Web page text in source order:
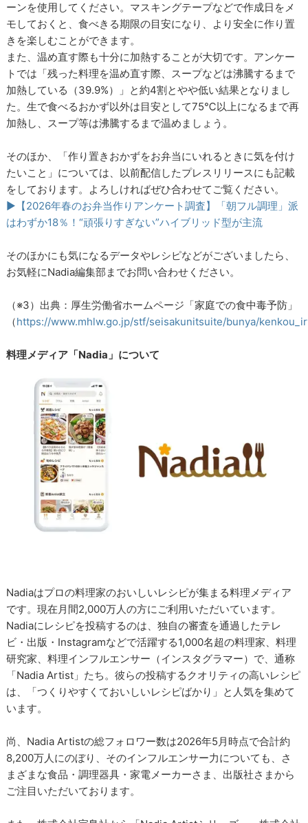
ーンを使用してください。マスキングテープなどで作成日をメ
モしておくと、食べきる期限の目安になり、より安全に作り置
きを楽しむことができます。
また、温め直す際も十分に加熱することが大切です。アンケー
トでは「残った料理を温め直す際、スープなどは沸騰するまで
加熱している（39.9%）」と約4割とやや低い結果となりまし
た。生で食べるおかず以外は目安として75℃以上になるまで再
加熱し、スープ等は沸騰するまで温めましょう。
そのほか、「作り置きおかずをお弁当にいれるときに気を付け
たいこと」については、以前配信したプレスリリースにも記載
をしております。よろしければぜひ合わせてご覧ください。
▶【2026年春のお弁当作りアンケート調査】「朝フル調理」派
はわずか18％！“頑張りすぎない”ハイブリッド型が主流
そのほかにも気になるデータやレシピなどがございましたら、
お気軽にNadia編集部までお問い合わせください。
（※3）出典：厚生労働省ホームページ「家庭での食中毒予防」
（https://www.mhlw.go.jp/stf/seisakunitsuite/bunya/
料理メディア「Nadia」について
Nadiaはプロの料理家のおいしいレシピが集まる料理メディア
です。現在月間2,000万人の方にご利用いただいています。
Nadiaにレシピを投稿するのは、独自の審査を通過したテレ
ビ・出版・Instagramなどで活躍する1,000名超の料理家、料理
研究家、料理インフルエンサー（インスタグラマー）で、通称
「Nadia Artist」たち。彼らの投稿するクオリティの高いレシピ
は、「つくりやすくておいしいレシピばかり」と人気を集めて
います。
尚、Nadia Artistの総フォロワー数は2026年5月時点で合計約
8,200万人にのぼり、そのインフルエンサー力についても、さ
まざまな食品・調理器具・家電メーカーさま、出版社さまから
ご注目いただいております。